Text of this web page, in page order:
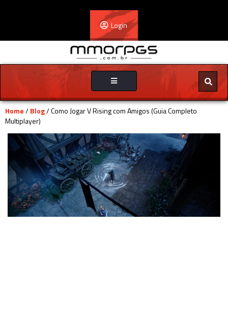
Login
Toggle
navigation
Home/Blog/ Como Jogar V Rising com Amigos (Guia Completo
Multiplayer)